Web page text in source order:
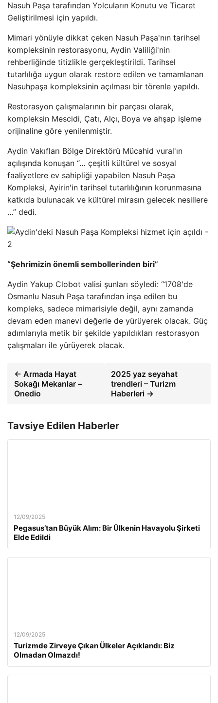
Nasuh Paşa tarafından Yolcuların Konutu ve Ticaret
Geliştirilmesi için yapıldı.
Mimari yönüyle dikkat çeken Nasuh Paşa'nın tarihsel
kompleksinin restorasyonu, Aydin Valiliği'nin
rehberliğinde titizlikle gerçekleştirildi. Tarihsel
tutarlılığa uygun olarak restore edilen ve tamamlanan
Nasuhpaşa kompleksinin açılması bir törenle yapıldı.
Restorasyon çalışmalarının bir parçası olarak,
kompleksin Mescidi, Çatı, Alçı, Boya ve ahşap işleme
orijinaline göre yenilenmiştir.
Aydin Vakıfları Bölge Direktörü Mücahid vural'ın
açılışında konuşan “… çeşitli kültürel ve sosyal
faaliyetlere ev sahipliği yapabilen Nasuh Paşa
Kompleksi, Ayirin'in tarihsel tutarlılığının korunmasına
katkıda bulunacak ve kültürel mirasın gelecek nesillere
…” dedi.
“Şehrimizin önemli sembollerinden biri”
Aydin Yakup Clobot valisi şunları söyledi: “1708'de
Osmanlu Nasuh Paşa tarafından inşa edilen bu
kompleks, sadece mimarisiyle değil, aynı zamanda
devam eden manevi değerle de yürüyerek olacak. Güç
adımlarıyla metik bir şekilde yapıldıkları restorasyon
çalışmaları ile yürüyerek olacak.
← Armada Hayat
Sokağı Mekanlar –
Onedio
2025 yaz seyahat
trendleri – Turizm
Haberleri →
Tavsiye Edilen Haberler
12/09/2025
Pegasus’tan Büyük Alım: Bir Ülkenin Havayolu Şirketi
Elde Edildi
12/09/2025
Turizmde Zirveye Çıkan Ülkeler Açıklandı: Biz
Olmadan Olmazdı!